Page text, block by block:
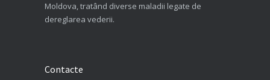
Moldova, tratând diverse maladii legate de
dereglarea vederii.
Contacte